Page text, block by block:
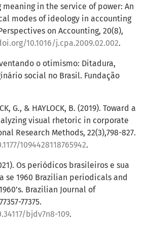
meaning in the service of power: An
modes of ideology in accounting
on Accounting, 20(8),
10.1016/j.cpa.2009.02.002.
o otimismo: Ditadura,
social no Brasil. Fundação
G., & HAYLOCK, B. (2019). Toward a
visual rhetoric in corporate
Research Methods, 22(3),798-827.
1094428118765942.
Os periódicos brasileiros e sua
se 1960 Brazilian periodicals and
Brazilian Journal of
77375.
bjdv7n8-109.